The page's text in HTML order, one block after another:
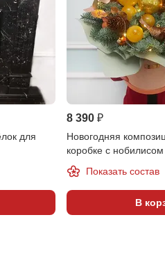
для
8 390 ₽
Новогодняя
коробке с
Показать состав
В